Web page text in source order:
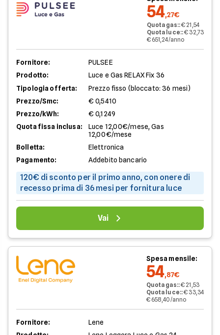
54,27€
Quota gas::€ 21,54
Quota luce::€ 32,73
€ 651,24/anno
Fornitore:
PULSEE
Prodotto:
Luce e Gas RELAX Fix 36
Tipologia offerta:
Prezzo fisso (bloccato: 36 mesi)
Prezzo/Smc:
€ 0,5410
Prezzo/kWh:
€ 0,1249
Quota fissa inclusa:
Luce 12,00€/mese, Gas
12,00€/mese
Bolletta:
Elettronica
Pagamento:
Addebito bancario
120€ di sconto per il primo anno, con onere di
recesso prima di 36 mesi per fornitura luce
Vai
Spesa mensile:
54,87€
Quota gas::€ 21,53
Quota luce::€ 33,34
€ 658,40/anno
Fornitore:
Lene